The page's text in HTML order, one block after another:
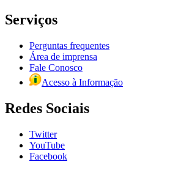
Serviços
Perguntas frequentes
Área de imprensa
Fale Conosco
Acesso à Informação
Redes Sociais
Twitter
YouTube
Facebook